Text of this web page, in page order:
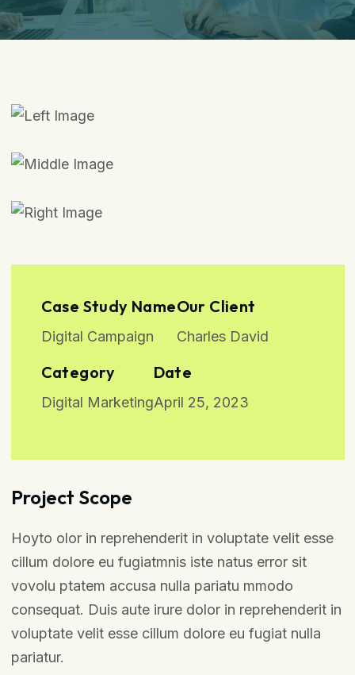
Case Study Name
Digital Campaign
Our Client
Charles David
Category
Digital Marketing
Date
April 25, 2023
Project Scope
Hoyto olor in reprehenderit in voluptate velit esse
cillum dolore eu fugiatmnis iste natus error sit
vovolu ptatem accusa nulla pariatu mmodo
consequat. Duis aute irure dolor in reprehenderit in
voluptate velit esse cillum dolore eu fugiat nulla
pariatur.